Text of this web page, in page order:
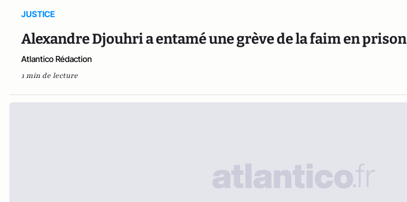
JUSTICE
Alexandre Djouhri a entamé une grève de la faim en prison
Atlantico Rédaction
1 min de lecture